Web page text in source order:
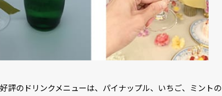
好評のドリンクメニューは、パイナップル、いちご、ミントの